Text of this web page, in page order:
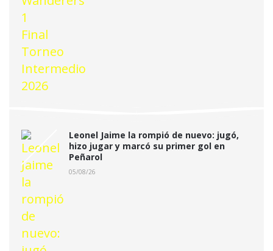
Leonel Jaime la rompió de nuevo: jugó,
hizo jugar y marcó su primer gol en
Peñarol
05/08/26